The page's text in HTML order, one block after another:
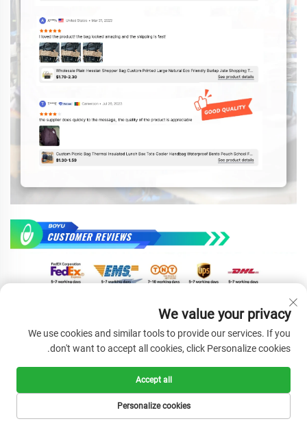
We value your privacy
We use cookies and similar tools to provide our services. If you
don't want to accept all cookies, click Personalize cookies.
Personalize cookies
Accept all